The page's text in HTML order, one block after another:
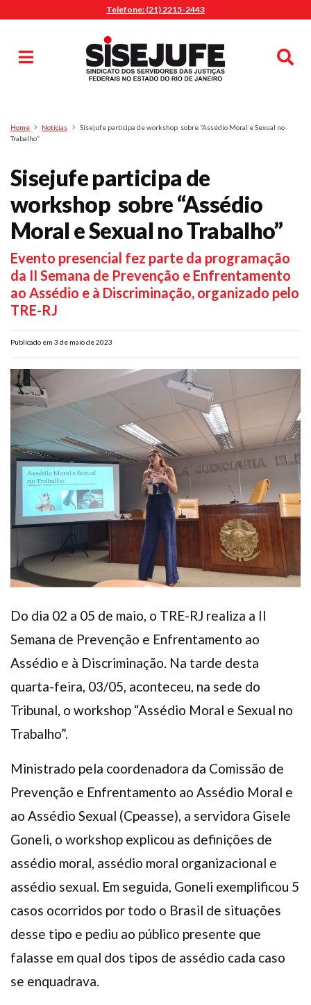
Telefone: (21) 2215-2443
Pesquisa
Home Notícias
Sisejufe participa de workshop sobre “Assédio Moral e Sexual no
Trabalho”
Sisejufe participa de
workshop sobre “Assédio
Moral e Sexual no Trabalho”
Evento presencial fez parte da programação
da II Semana de Prevenção e Enfrentamento
ao Assédio e à Discriminação, organizado pelo
TRE-RJ
Publicado em 3 de maio de 2023
Do dia 02 a 05 de maio, o TRE-RJ realiza a II
Semana de Prevenção e Enfrentamento ao
Assédio e à Discriminação. Na tarde desta
quarta-feira, 03/05, aconteceu, na sede do
Tribunal, o workshop “Assédio Moral e Sexual no
Trabalho”.
Ministrado pela coordenadora da Comissão de
Prevenção e Enfrentamento ao Assédio Moral e
ao Assédio Sexual (Cpeasse), a servidora Gisele
Goneli, o workshop explicou as definições de
assédio moral, assédio moral organizacional e
assédio sexual. Em seguida, Goneli exemplificou 5
casos ocorridos por todo o Brasil de situações
desse tipo e pediu ao público presente que
falasse em qual dos tipos de assédio cada caso
se enquadrava.
MENU
Sindicalize-se
Jurídico
O Sindicato
Agenda
Casa do Alto
Nossos Convênios
Gympass Wellhub
Seguro Auto
Assistência Funeral
Facebook InstagramTwitter YoutubeTikTok Whatsapp